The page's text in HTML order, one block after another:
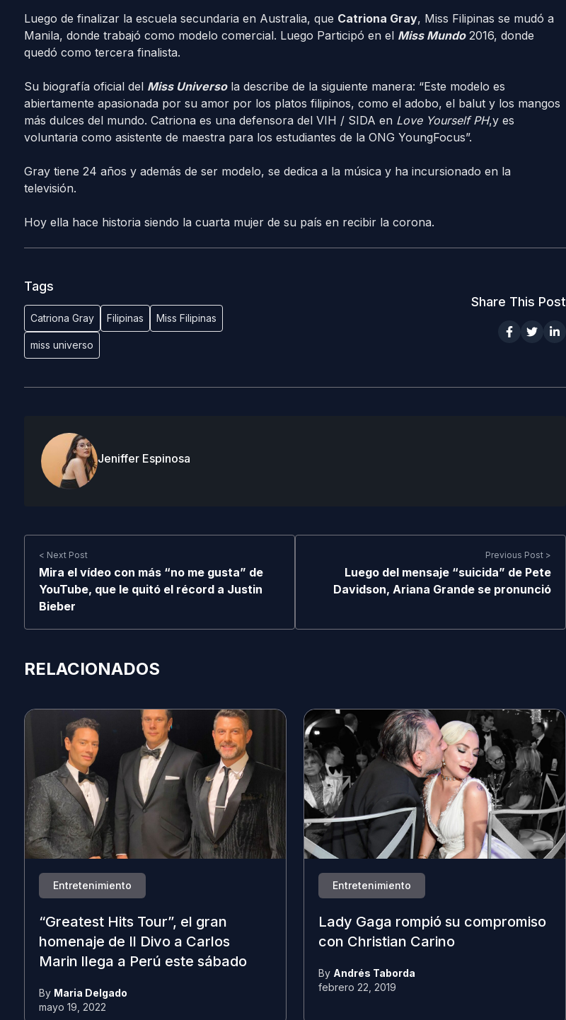
Luego de finalizar la escuela secundaria en Australia, que Catriona Gray, Miss Filipinas se mudó a
Manila, donde trabajó como modelo comercial. Luego Participó en el Miss Mundo2016, donde
quedó como tercera finalista.
Su biografía oficial del Miss Universola describe de la siguiente manera: “Este modelo es
abiertamente apasionada por su amor por los platos filipinos, como el adobo, el balut y los mangos
más dulces del mundo. Catriona es una defensora del VIH / SIDA en Love Yourself PH,y es
voluntaria como asistente de maestra para los estudiantes de la ONG YoungFocus”.
Gray tiene 24 años y además de ser modelo, se dedica a la música y ha incursionado en la
televisión.
Hoy ella hace historia siendo la cuarta mujer de su país en recibir la corona.
Tags
Catriona Gray Filipinas Miss Filipinas
miss universo
Share This Post
Jeniffer Espinosa
< Next Post
Mira el vídeo con más “no me gusta” de
YouTube, que le quitó el récord a Justin
Bieber
Previous Post >
Luego del mensaje “suicida” de Pete
Davidson, Ariana Grande se pronunció
RELACIONADOS
Entretenimiento
“Greatest Hits Tour”, el gran
homenaje de Il Divo a Carlos
Marin llega a Perú este sábado
By Maria Delgado
mayo 19, 2022
Entretenimiento
Lady Gaga rompió su compromiso
con Christian Carino
By Andrés Taborda
febrero 22, 2019